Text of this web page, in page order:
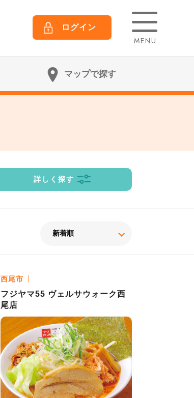
ログイン
MENU
マップで探す
詳しく探す
西尾市
フジヤマ55 ヴェルサウォーク西
尾店